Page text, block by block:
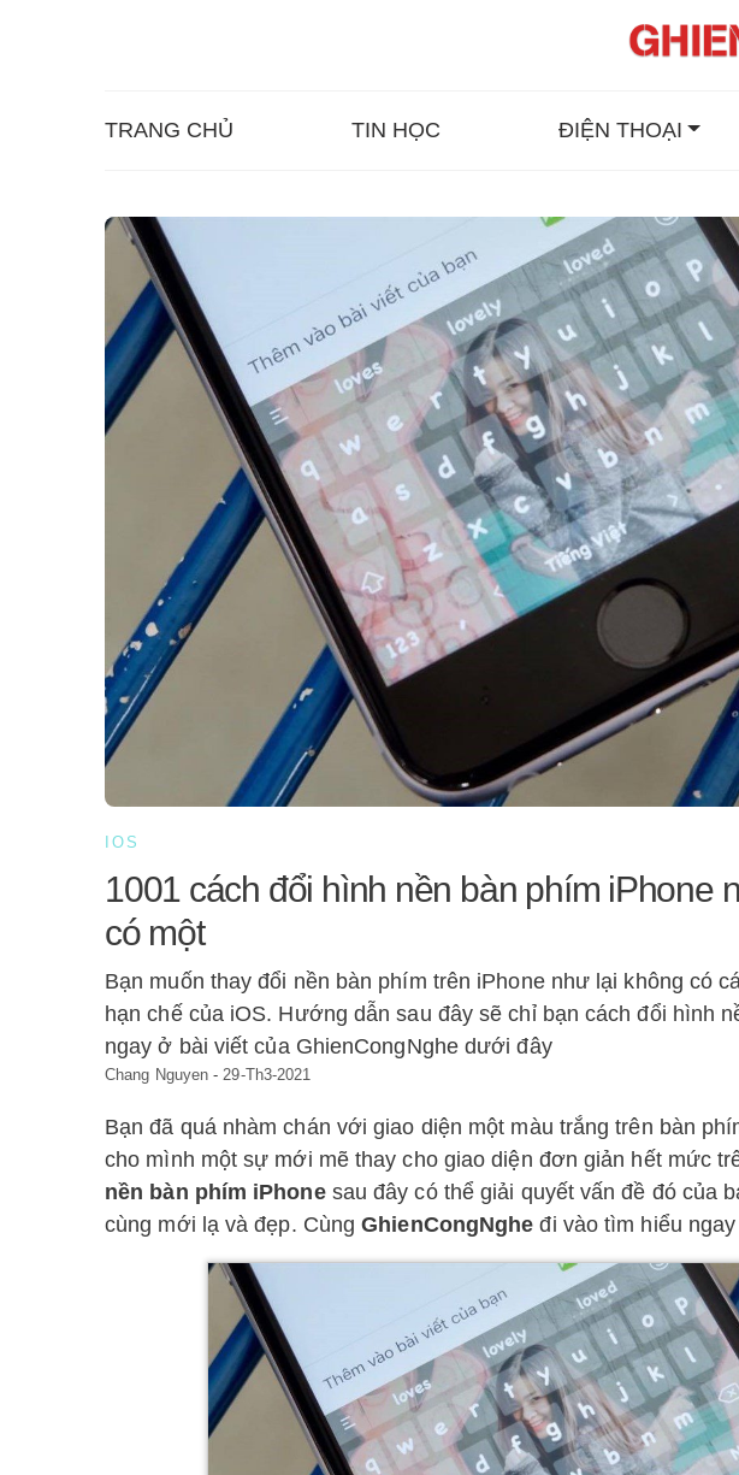
TRANG CHỦ TIN HỌC ĐIỆN THOẠI
IOS
1001 cách đổi hình nền bàn phím iPhone
có một
Bạn muốn thay đổi nền bàn phím trên iPhone như lại không có
hạn chế của iOS. Hướng dẫn sau đây sẽ chỉ bạn cách đổi hình
ngay ở bài viết của GhienCongNghe dưới đây
Chang Nguyen - 29-Th3-2021
Bạn đã quá nhàm chán với giao diện một màu trắng trên bàn
cho mình một sự mới mẽ thay cho giao diện đơn giản hết mức
nền bàn phím iPhone sau đây có thể giải quyết vấn đề đó của
cùng mới lạ và đẹp. CùngGhienCongNghe đi vào tìm hiểu